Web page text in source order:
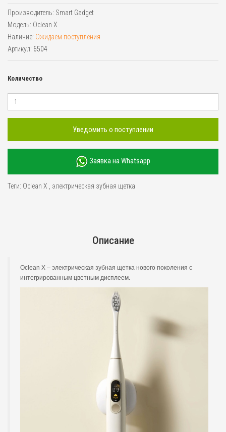
Производитель: Smart Gadget
Модель: Oclean X
Наличие: Ожидаем поступления
Артикул: 6504
Количество
Уведомить о поступлении
Заявка на Whatsapp
Теги: Oclean X электрическая зубная щетка
Описание
Oclean X – электрическая зубная щетка нового поколения с
интегрированным цветным дисплеем.